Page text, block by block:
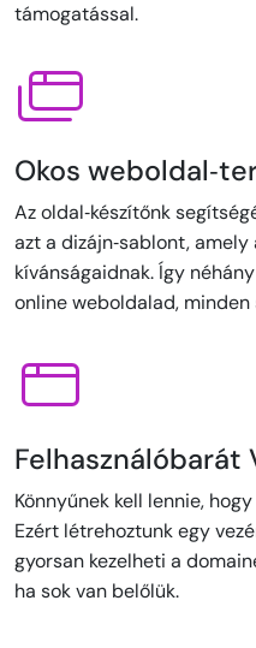
támogatással.
Okos
Az oldal‑készítőnk
azt a dizájn‑sablont,
kívánságaidnak. Így
online weboldalad, minden
Felhasználóbarát
Könnyűnek kell lennie,
Ezért létrehoztunk egy
gyorsan kezelheti a
ha sok van belőlük.